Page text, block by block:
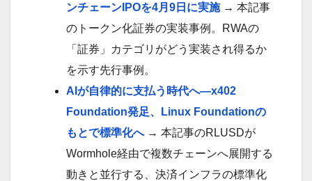
ンチェーンIPOを4月9日に実施→ 本記事
のトークン化証券の実装事例。RWAの
「証券」カテゴリがどう実装され得るか
を示す先行事例。
AIが自律的に支払う時代へ—x402
Foundation発足、Linux Foundationの
もとで標準化へ→ 本記事のRLUSDが
Wormhole経由で複数チェーンへ展開する
動きと並行する、決済インフラの標準化